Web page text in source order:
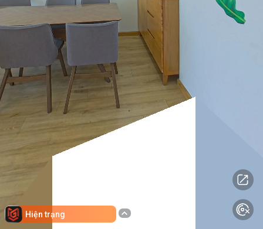
Hiện trạng